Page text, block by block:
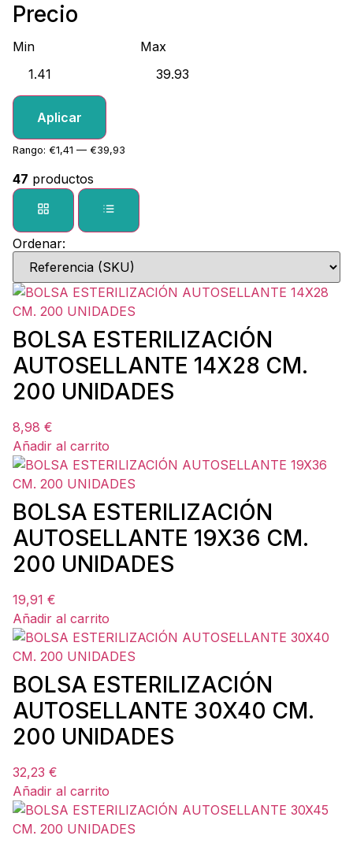
Precio
Min Max
Aplicar
Rango: €1,41 — €39,93
47 productos
Ordenar:
BOLSA ESTERILIZACIÓN
AUTOSELLANTE 14X28 CM.
200 UNIDADES
8,98 €
Añadir al carrito
BOLSA ESTERILIZACIÓN
AUTOSELLANTE 19X36 CM.
200 UNIDADES
19,91 €
Añadir al carrito
BOLSA ESTERILIZACIÓN
AUTOSELLANTE 30X40 CM.
200 UNIDADES
32,23 €
Añadir al carrito